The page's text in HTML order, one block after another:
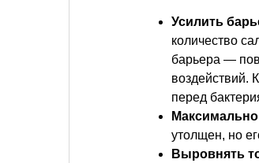
Усилить
количество
барьера —
воздействий.
перед
утолщен, но
Выровнять